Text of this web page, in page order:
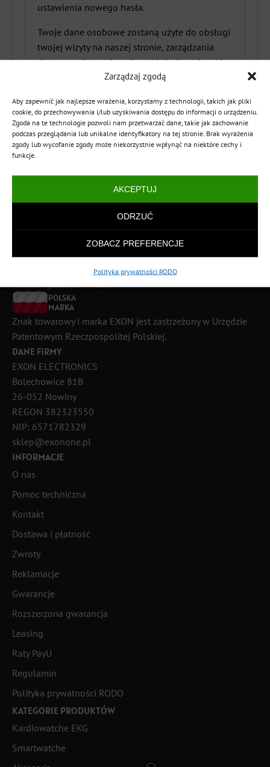
Zarządzaj zgodą
Aby zapewnić jak najlepsze wrażenia, korzystamy z technologii, takich jak pliki
cookie, do przechowywania i/lub uzyskiwania dostępu do informacji o urządzeniu.
Zgoda na te technologie pozwoli nam przetwarzać dane, takie jak zachowanie
podczas przeglądania lub unikalne identyfikatory na tej stronie. Brak wyrażenia
zgody lub wycofanie zgody może niekorzystnie wpłynąć na niektóre cechy i
funkcje.
AKCEPTUJ
ODRZUĆ
ZOBACZ PREFERENCJE
Polityka prywatności RODO
ustawienia nowego hasła.
Twoje dane osobowe zostaną użyte do obsługi
twojej wizyty na naszej stronie, zarządzania
dostępem do twojego konta i dla innych celów
o których mówi naszapolityka prywatności
ZAREJESTRUJ SIĘ
Pomoc w godz: 9:00 – 18:00
POLSKA
MARKA
Znak towarowy i marka EXON jest zastrzeżony w Urzędzie
Patentowym Rzeczpospolitej Polskiej.
DANE FIRMY
EXON ELECTRONICS
Bolechowice 81B
26-052 Nowiny
REGON 382323550
NIP: 6571782329
sklep@exonone.pl
INFORMACJE
O nas
Pomoc techniczna
Kontakt
Dostawa i płatność
Zwroty
Reklamacje
Gwarancje
Rozszerzona gwarancja
Leasing
Raty PayU
Regulamin
Polityka prywatności RODO
KATEGORIE PRODUKTÓW
Kardiowatche EKG
Smartwatche